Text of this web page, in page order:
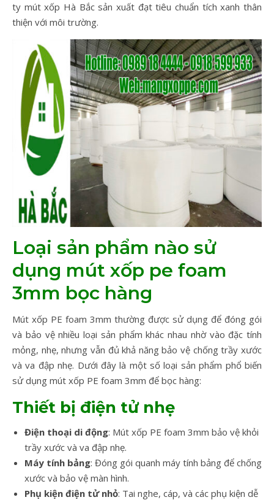
ty mút xốp Hà Bắc sản xuất đạt tiêu chuẩn tích xanh thân
thiện với môi trường.
Loại sản phẩm nào sử
dụng mút xốp pe foam
3mm bọc hàng
Mút xốp PE foam 3mm thường được sử dụng để đóng gói
và bảo vệ nhiều loại sản phẩm khác nhau nhờ vào đặc tính
mỏng, nhẹ, nhưng vẫn đủ khả năng bảo vệ chống trầy xước
và va đập nhẹ. Dưới đây là một số loại sản phẩm phổ biến
sử dụng mút xốp PE foam 3mm để bọc hàng:
Thiết bị điện tử nhẹ
Điện thoại di động: Mút xốp PE foam 3mm bảo vệ khỏi
trầy xước và va đập nhẹ.
Máy tính bảng: Đóng gói quanh máy tính bảng để chống
xước và bảo vệ màn hình.
Phụ kiện điện tử nhỏ: Tai nghe, cáp, và các phụ kiện dễ